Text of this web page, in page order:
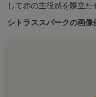
して赤の主役感を際立た
シトラススパークの画像